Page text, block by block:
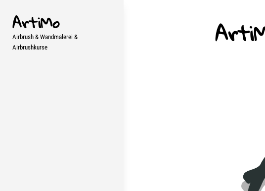
content
ArtiMo
Airbrush & Wandmalerei &
Airbrushkurse